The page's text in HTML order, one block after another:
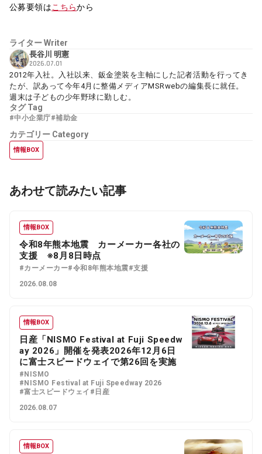
公募要領はこちらから
ライターWriter
長谷川 明憲
2026.07.01
2012年入社。入社以来、鈑金塗装を主軸にした記者活動を行ってき
たが、訳あって今年4月に整備メディアMSRwebの編集長に就任。
週末は子どもの少年野球に勤しむ。
タグTag
#中小企業庁#補助金
カテゴリー Category
情報BOX
あわせて読みたい記事
情報BOX
令和8年熊本地震 カーメーカー各社の
支援 ※8月8日時点
#カーメーカー#令和8年熊本地震#支援
2026.08.08
情報BOX
日産「NISMO Festival at Fuji Speedw
ay 2026」開催を発表2026年12月6日
に富士スピードウェイで第26回を実施
#NISMO
#NISMO Festival at Fuji Speedway 2026
#富士スピードウェイ #日産
2026.08.07
情報BOX